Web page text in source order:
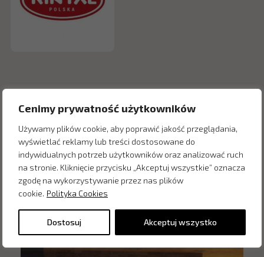
Cenimy prywatność użytkowników
Używamy plików cookie, aby poprawić jakość przeglądania,
wyświetlać reklamy lub treści dostosowane do
indywidualnych potrzeb użytkowników oraz analizować ruch
na stronie. Kliknięcie przycisku „Akceptuj wszystkie” oznacza
zgodę na wykorzystywanie przez nas plików
cookie. Polityka Cookies
Dostosuj Akceptuj wszystko
Inne produkty z kategorii